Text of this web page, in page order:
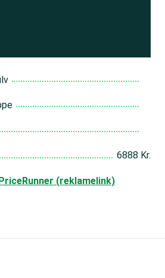
6888 Kr.
(reklamelink)